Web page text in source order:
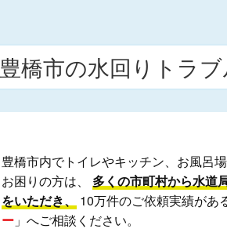
豊橋市の水回りトラ
豊橋市内でトイレやキッチン、お風呂
お困りの方は、 多くの市町村から水道
をいただき、
10万件のご依頼実績があ
ー 」へご相談ください。